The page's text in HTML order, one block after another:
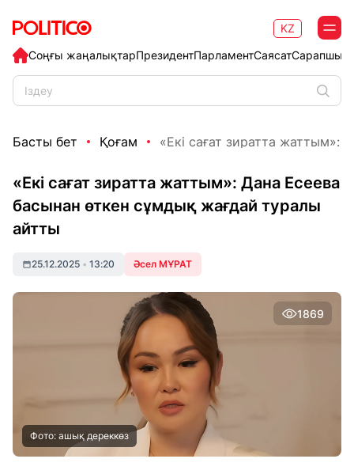
Соңғы жаңалықтарПрезидентПарламентСаясат
KZ
Басты бет Қоғам «Екі сағат зиратта жаттым»:
«Екі сағат зиратта жаттым»: Дана Есеева
басынан өткен сұмдық жағдай туралы
айтты
25.12.2025 • 13:20 Әсел МҰРАТ
1869
Фото: ашық дереккөз